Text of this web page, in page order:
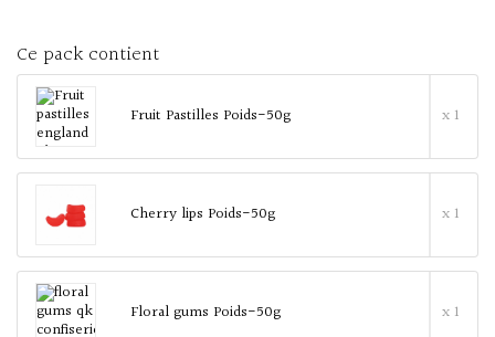
Ce pack contient
Fruit Pastilles Poids-50g x 1
Cherry lips Poids-50g x 1
Floral gums Poids-50g x 1